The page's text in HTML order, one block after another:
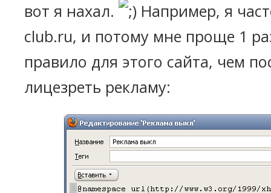
вот я нахал.
Например, я
club.ru, и потому мне проще 1
правило для этого сайта, чем
лицезреть рекламу: